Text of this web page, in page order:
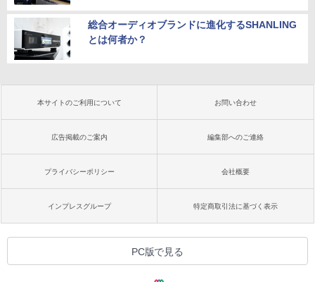
総合オーディオブランドに進化するSHANLING
とは何者か？
本サイトのご利用について お問い合わせ
広告掲載のご案内 編集部へのご連絡
プライバシーポリシー 会社概要
インプレスグループ 特定商取引法に基づく表示
PC版で見る